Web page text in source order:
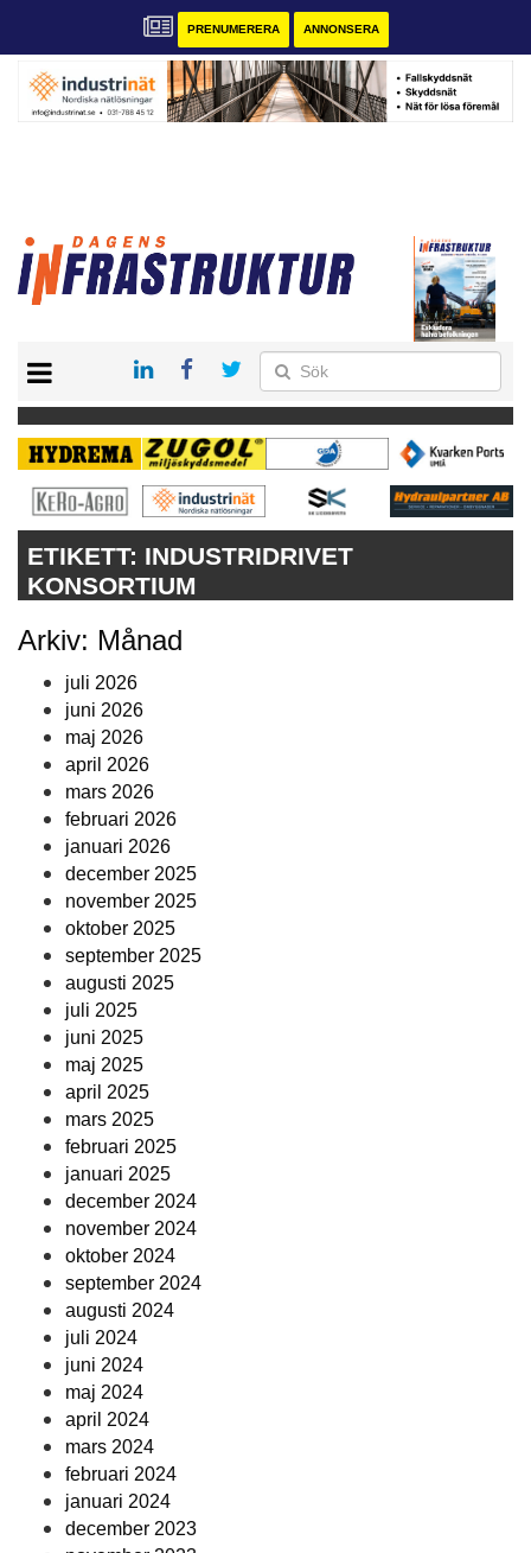
PRENUMERERA ANNONSERA
KONTAKT
VÅRA ANDRA MAGASIN
PRENUMERERA
ANNONSERA
ETIKETT: INDUSTRIDRIVET
KONSORTIUM
Arkiv: Månad
juli 2026
juni 2026
maj 2026
april 2026
mars 2026
februari 2026
januari 2026
december 2025
november 2025
oktober 2025
september 2025
augusti 2025
juli 2025
juni 2025
maj 2025
april 2025
mars 2025
februari 2025
januari 2025
december 2024
november 2024
oktober 2024
september 2024
augusti 2024
juli 2024
juni 2024
maj 2024
april 2024
mars 2024
februari 2024
januari 2024
december 2023